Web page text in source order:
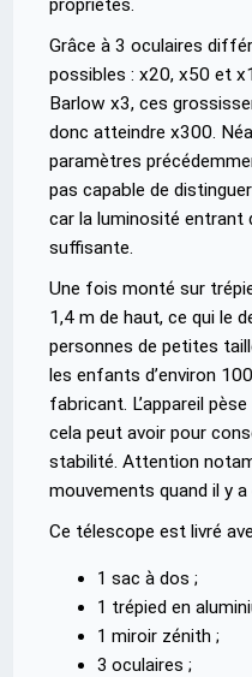
propriétés.
Grâce à 3 oculaires
possibles : x20, x50 et
Barlow x3, ces
donc atteindre x300.
paramètres
pas capable de
car la luminosité entrant
suffisante.
Une fois monté sur
1,4 m de haut, ce qui le
personnes de petites
les enfants d’environ
fabricant. L’appareil
cela peut avoir pour
stabilité. Attention
mouvements quand il y a
Ce télescope est livré
1 sac à dos ;
1 trépied en
1 miroir zénith ;
3 oculaires ;